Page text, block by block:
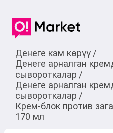
Денеге кам көрүү /
Денеге арналган
сывороткалар /
Денеге арналган
сывороткалар /
Крем-блок против
170 мл